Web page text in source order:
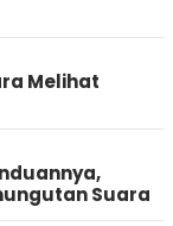
Melihat
Suara